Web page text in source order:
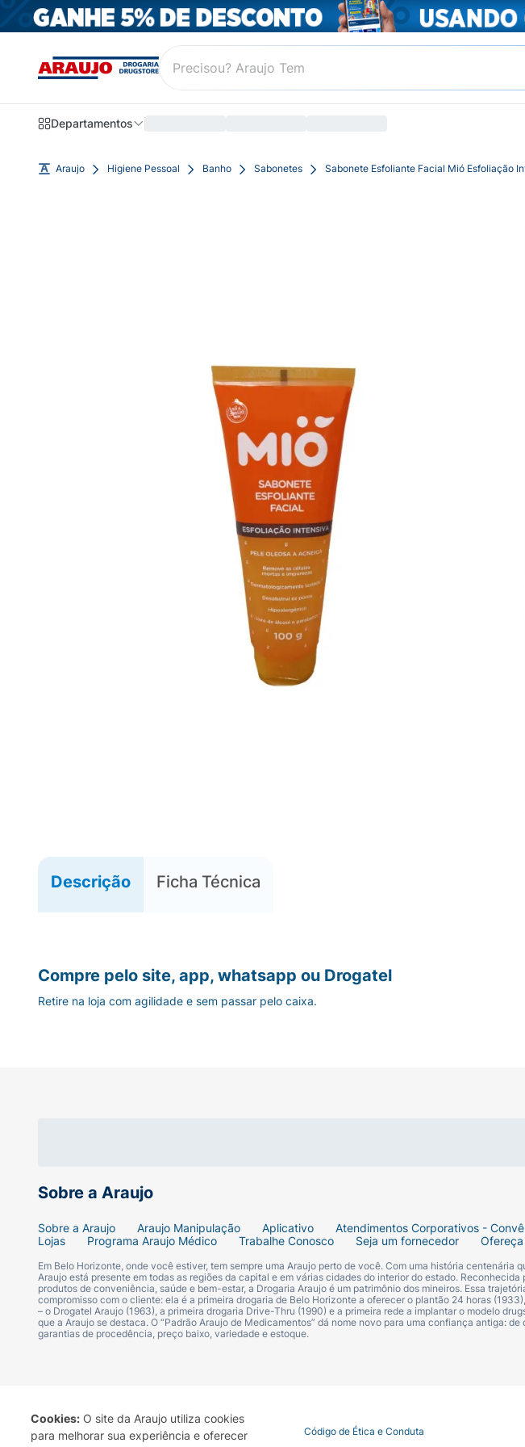
Cookies: O site da Araujo utiliza cookies
para melhorar sua experiência e oferecer
Departamentos
Araujo Higiene Pessoal Banho Sabonetes Sabonete Esfoliante Facial Mió Esfoliação
Descrição Ficha Técnica
Sobre a Araujo
Sobre a Araujo Araujo Manipulação Aplicativo Atendimentos Corporativos -
Lojas
Programa Araujo Médico Trabalhe Conosco Seja um fornecedor
Em Belo Horizonte, onde você estiver, tem sempre uma Araujo perto de você. Com uma história centenária
Araujo está presente em todas as regiões da capital e em várias cidades do interior do estado.
produtos de conveniência, saúde e bem-estar, a Drogaria Araujo é um patrimônio dos mineiros. Essa
compromisso com o cliente: ela é a primeira drogaria de Belo Horizonte a oferecer o plantão 24 horas
– o Drogatel Araujo (1963), a primeira drogaria Drive-Thru (1990) e a primeira rede a implantar o modelo
que a Araujo se destaca. O “Padrão Araujo de Medicamentos” dá nome novo para uma confiança antiga:
garantias de procedência, preço baixo, variedade e estoque.
Compre pelo site, app, whatsapp ou Drogatel
Retire na loja com agilidade e sem passar pelo caixa.
Termo de Uso Portal da Privacidade Covid-19 Código de Ética e Conduta